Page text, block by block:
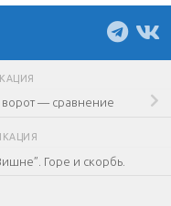
— сравнение
Горе и скорбь.